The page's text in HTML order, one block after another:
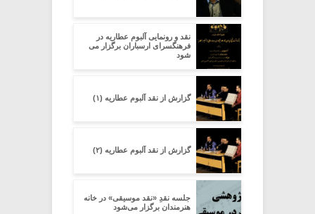
نقد و رونمایی آلبوم عطاریه در
فرهنگسرای ارسباران برگزار می
شود
گزارش از نقد آلبوم عطاریه (۱)
گزارش از نقد آلبوم عطاریه (۲)
جلسه نقدِ «نقد موسیقی» در خانه
هنرمندان برگزار می‌شود